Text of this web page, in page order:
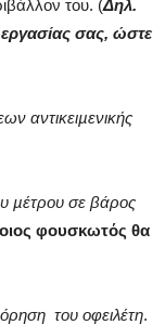
του. (Δηλ.
σας, ώστε
αντικειµενικής
µέτρου σε βάρος
φουσκωτός θα
του οφειλέτη.